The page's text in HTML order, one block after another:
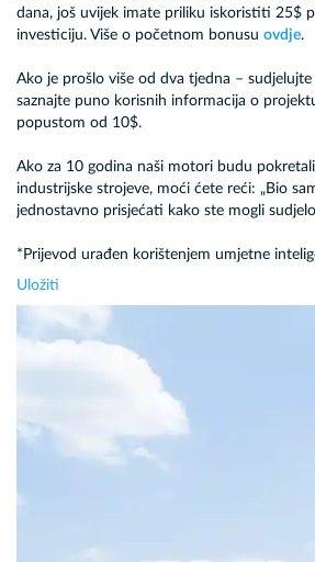
dana, još uvijek imate priliku iskoristiti 25$
investiciju. Više o početnom bonusu ovdje.
Ako je prošlo više od dva tjedna –
saznajte puno korisnih informacija o
popustom od 10$.
Ako za 10 godina naši motori budu
industrijske strojeve, moći ćete reći: „Bio
jednostavno prisjećati kako ste mogli
*Prijevod urađen korištenjem umjetne
Uložiti